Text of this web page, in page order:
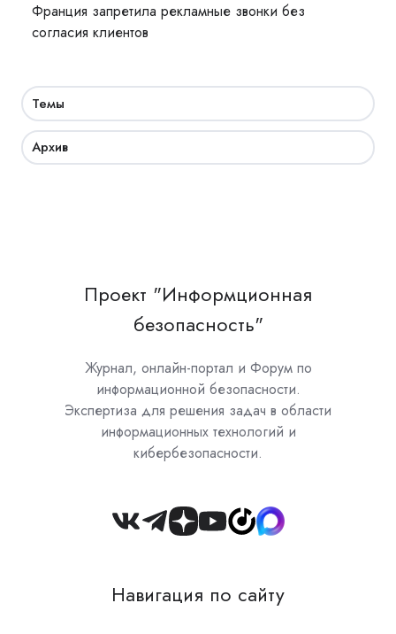
Франция запретила рекламные звонки без
согласия клиентов
Темы
Архив
Проект "Информционная
безопасность"
Журнал, онлайн-портал и Форум по
информационной безопасности.
Экспертиза для решения задач в области
информационных технологий и
кибербезопасности.
Join
Slack
Навигация по сайту